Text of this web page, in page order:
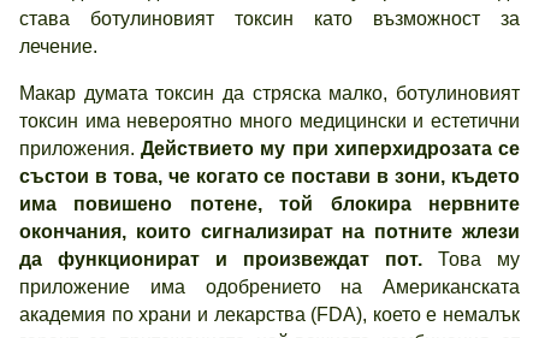
става ботулиновият токсин като възможност за
лечение.
Макар думата токсин да стряска малко, ботулиновият
токсин има невероятно много медицински и естетични
приложения.Действието му при хиперхидрозата се
състои в това, че когато се постави в зони, където
има повишено потене, той блокира нервните
окончания, които сигнализират на потните жлези
да функционират и произвеждат пот. Това му
приложение има одобрението на Американската
акaдемия по храни и лекарства (FDA), което е немалък